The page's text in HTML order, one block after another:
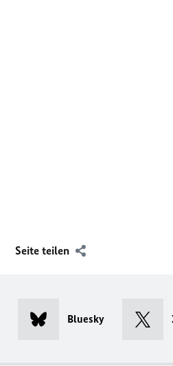
Seite teilen
Bluesky